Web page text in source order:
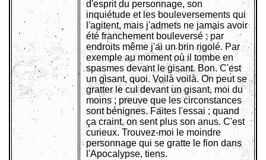
d'esprit du personnage, son
inquiétude et les bouleversements qui
l'agitent, mais j'admets ne jamais avoir
été franchement bouleversé ; par
endroits même j'ai un brin rigolé. Par
exemple au moment où il tombe en
spasmes devant le gisant. Bon. C'est
un gisant, quoi. Voilà voilà. On peut se
gratter le cul devant un gisant, moi du
moins ; preuve que les circonstances
sont bénignes. Faites l'essai ; quand
ça craint, on sent plus son anus. C'est
curieux. Trouvez-moi le moindre
personnage qui se gratte le fion dans
l'Apocalypse, tiens.